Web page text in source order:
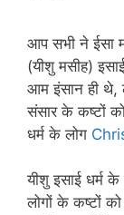
आप सभी ने ईसा
(यीशु मसीह)
आम इंसान ही थे,
संसार के कष्टों
धर्म के लोग
यीशु इसाई धर्म
लोगों के कष्टों